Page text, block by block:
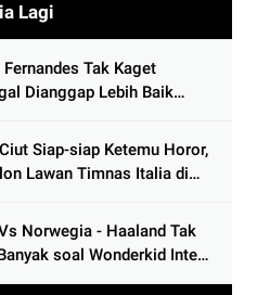
Lagi
Fernandes Tak Kaget
Dianggap Lebih Baik
9 GolSiap-siap Ketemu Horor,
Lawan Timnas Italia di
Norwegia - Haaland Tak
soal Wonderkid Inter